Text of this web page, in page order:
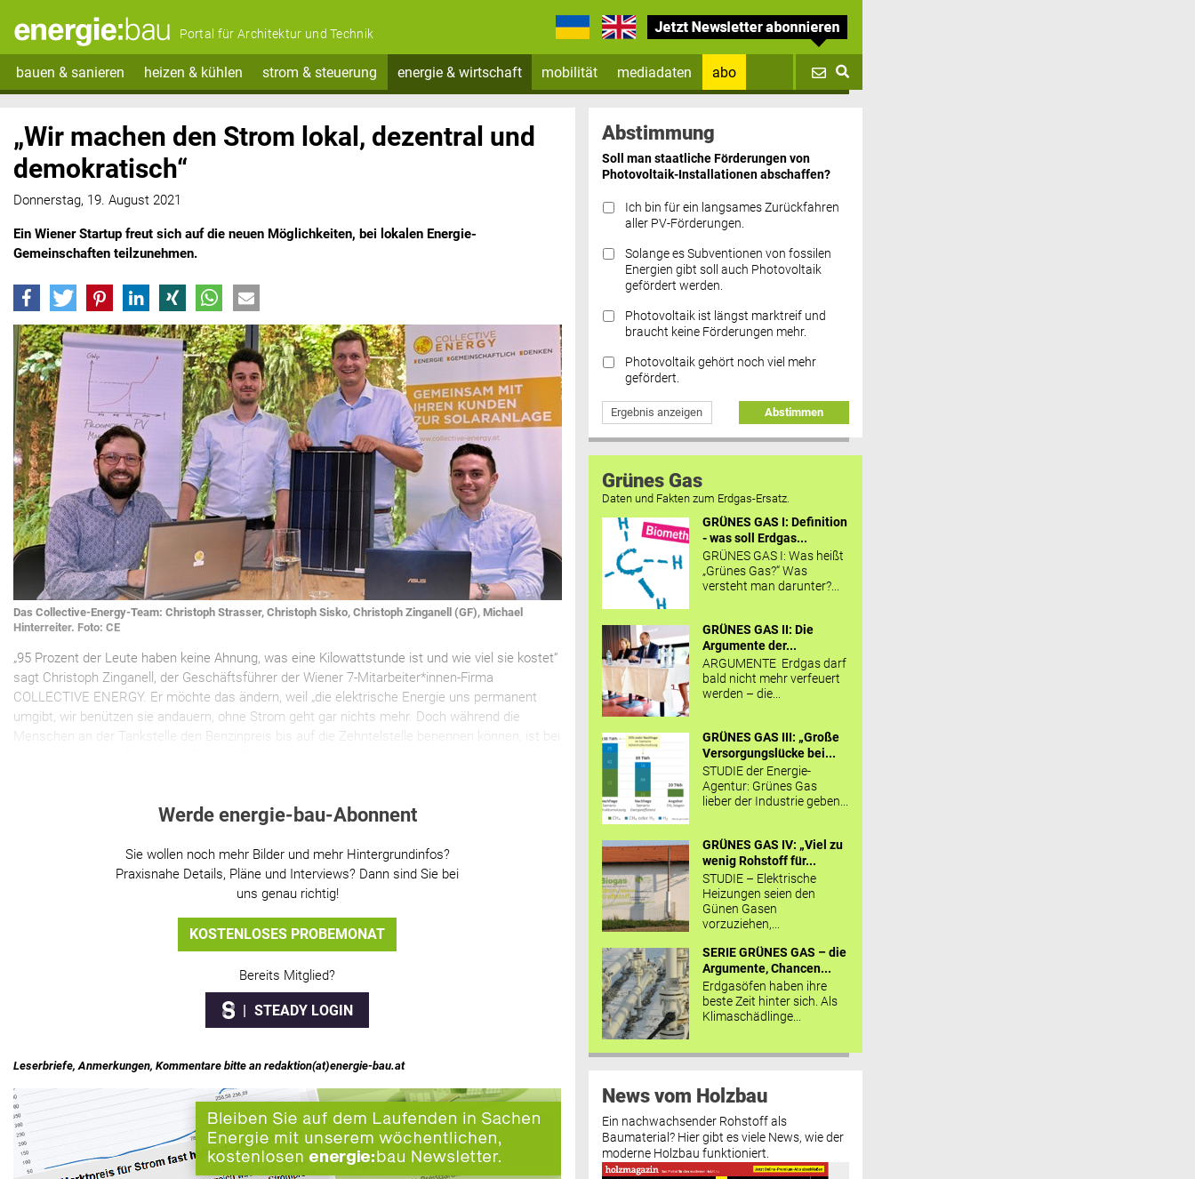
Portal für Architektur und Technik
bauen & sanieren heizen & kühlen strom & steuerung energie & wirtschaft mobilität mediadaten
abo
Datenschutz FAQs
„Wir machen den Strom lokal, dezentral und
demokratisch“
Donnerstag, 19. August 2021
Ein Wiener Startup freut sich auf die neuen Möglichkeiten, bei lokalen Energie-
Gemeinschaften teilzunehmen.
Das Collective-Energy-Team: Christoph Strasser, Christoph Sisko, Christoph Zinganell (GF), Michael
Hinterreiter. Foto: CE
„95 Prozent der Leute haben keine Ahnung, was eine Kilowattstunde ist und wie viel sie kostet“
sagt Christoph Zinganell, der Geschäftsführer der Wiener 7-Mitarbeiter*innen-Firma
COLLECTIVE ENERGY. Er möchte das ändern, weil „die elektrische Energie uns permanent
umgibt, wir benützen sie andauern, ohne Strom geht gar nichts mehr. Doch während die
Menschen an der Tankstelle den Benzinpreis bis auf die Zehntelstelle benennen können, ist bei
Werde energie-bau-Abonnent
Sie wollen noch mehr Bilder und mehr Hintergrundinfos?
Praxisnahe Details, Pläne und Interviews? Dann sind Sie bei
uns genau richtig!
KOSTENLOSES PROBEMONAT
Bereits Mitglied?
STEADY LOGIN
Leserbriefe, Anmerkungen, Kommentare bitte an redaktion(at)energie-bau.at
Abstimmung
Soll man staatliche Förderungen von
Photovoltaik-Installationen abschaffen?
Ich bin für ein langsames Zurückfahren
aller PV-Förderungen.
Solange es Subventionen von fossilen
Energien gibt soll auch Photovoltaik
gefördert werden.
Photovoltaik ist längst marktreif und
braucht keine Förderungen mehr.
Photovoltaik gehört noch viel mehr
gefördert.
Ergebnis anzeigen Abstimmen
Grünes Gas
Daten und Fakten zum Erdgas-Ersatz.
GRÜNES GAS I: Definition
- was soll Erdgas...
GRÜNES GAS I: Was heißt
„Grünes Gas?“ Was
versteht man darunter?...
GRÜNES GAS II: Die
Argumente der...
ARGUMENTE Erdgas darf
bald nicht mehr verfeuert
werden – die...
GRÜNES GAS III: „Große
Versorgungslücke bei...
STUDIE der Energie-
Agentur: Grünes Gas
lieber der Industrie geben...
GRÜNES GAS IV: „Viel zu
wenig Rohstoff für...
STUDIE – Elektrische
Heizungen seien den
Günen Gasen
vorzuziehen,...
SERIE GRÜNES GAS – die
Argumente, Chancen...
Erdgasöfen haben ihre
beste Zeit hinter sich. Als
Klimaschädlinge...
News vom Holzbau
Ein nachwachsender Rohstoff als
Baumaterial? Hier gibt es viele News, wie der
moderne Holzbau funktioniert.